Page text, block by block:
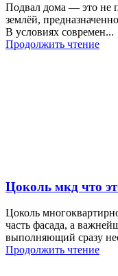
Подвал дома — это не
землёй,
В условиях современ...
Продолжить чтение
Цоколь мкд что
Цоколь
часть фасада, а
выполняющий сразу
Продолжить чтение